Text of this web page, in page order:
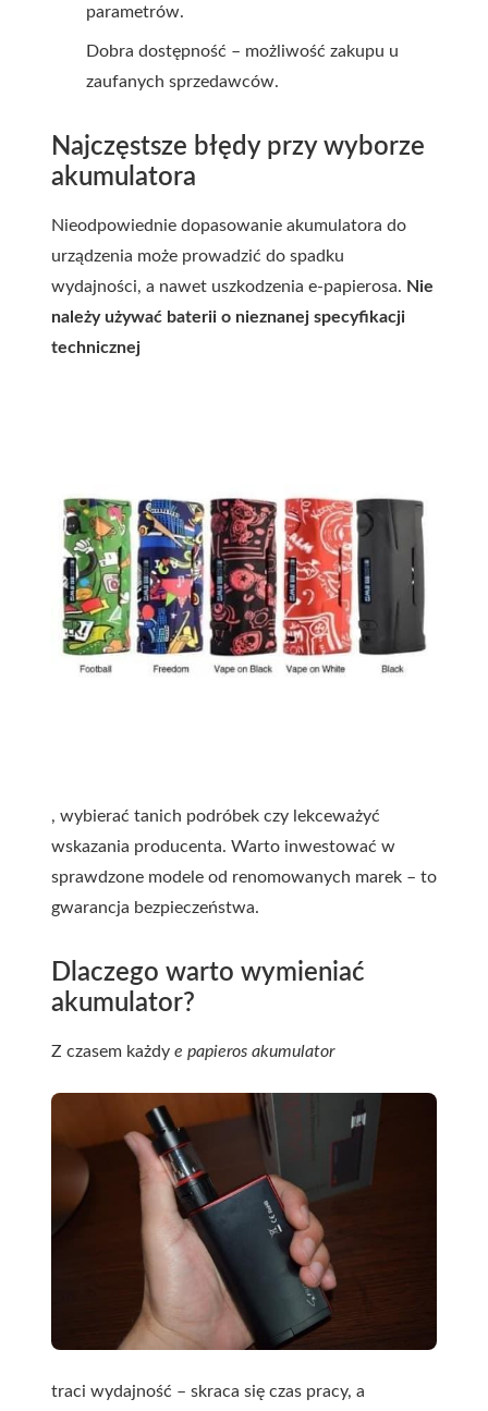
parametrów.
Dobra dostępność – możliwość zakupu u
zaufanych sprzedawców.
Najczęstsze błędy przy wyborze
akumulatora
Nieodpowiednie dopasowanie akumulatora do
urządzenia może prowadzić do spadku
wydajności, a nawet uszkodzenia e-papierosa. Nie
należy używać baterii o nieznanej specyfikacji
technicznej
, wybierać tanich podróbek czy lekceważyć
wskazania producenta. Warto inwestować w
sprawdzone modele od renomowanych marek – to
gwarancja bezpieczeństwa.
Dlaczego warto wymieniać
akumulator?
Z czasem każdy e papieros akumulator
traci wydajność – skraca się czas pracy, a